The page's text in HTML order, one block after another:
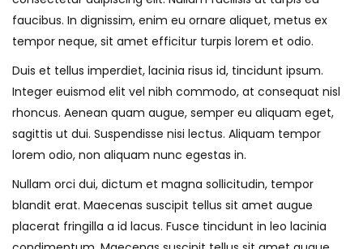
faucibus. In dignissim, enim eu ornare aliquet, metus ex
tempor neque, sit amet efficitur turpis lorem et odio.
Duis et tellus imperdiet, lacinia risus id, tincidunt ipsum.
Integer euismod elit vel nibh commodo, at consequat nisl
rhoncus. Aenean quam augue, semper eu aliquam eget,
sagittis ut dui. Suspendisse nisi lectus. Aliquam tempor
lorem odio, non aliquam nunc egestas in.
Nullam orci dui, dictum et magna sollicitudin, tempor
blandit erat. Maecenas suscipit tellus sit amet augue
placerat fringilla a id lacus. Fusce tincidunt in leo lacinia